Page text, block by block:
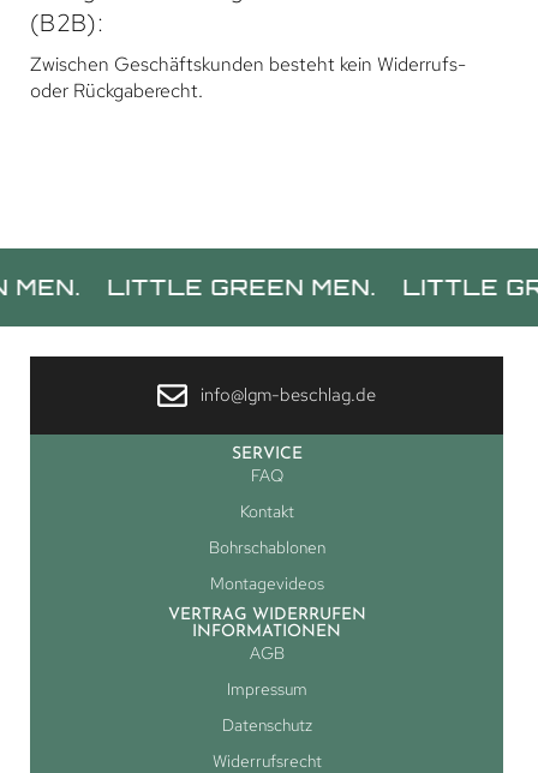
(B2B):
Zwischen Geschäftskunden besteht kein Widerrufs-
oder Rückgaberecht.
LITTLE GREEN MEN. LITTLE
info@lgm-beschlag.de
SERVICE
FAQ
Kontakt
Bohrschablonen
Montagevideos
VERTRAG WIDERRUFEN
INFORMATIONEN
AGB
Impressum
Datenschutz
Widerrufsrecht